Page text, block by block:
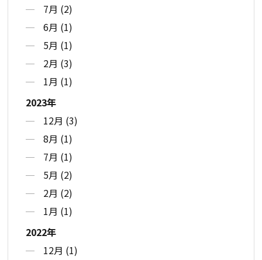
7月 (2)
6月 (1)
5月 (1)
2月 (3)
1月 (1)
2023年
12月 (3)
8月 (1)
7月 (1)
5月 (2)
2月 (2)
1月 (1)
2022年
12月 (1)